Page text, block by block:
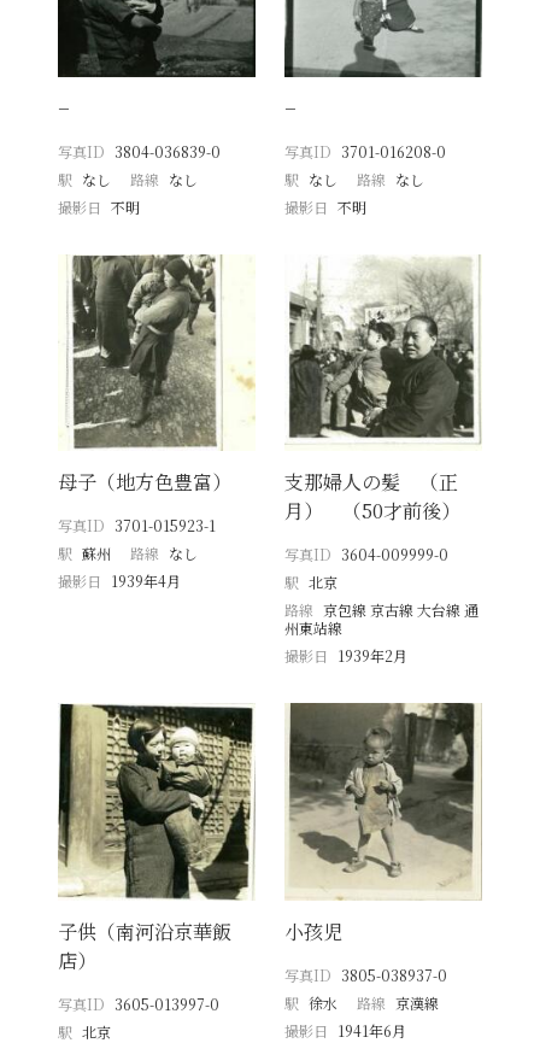
−
写真ID 3804-036839-0
駅 なし 路線 なし
撮影日
不明
−
写真ID 3701-016208-0
駅 なし 路線 なし
撮影日 不明
母子（地方色豊富）
写真ID 3701-015923-1
駅 蘇州 路線 なし
撮影日
1939年4月
支那婦人の髪 （正
月） （50才前後）
写真ID 3604-009999-0
駅 北京
路線 京包線 京古線 大台線 通
州東站線
撮影日
1939年2月
子供（南河沿京華飯
店）
写真ID 3605-013997-0
駅 北京
小孩児
写真ID 3805-038937-0
駅 徐水 路線 京漢線
撮影日
1941年6月